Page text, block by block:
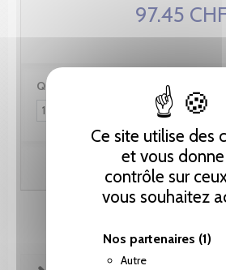
Ce site utilise des
et vous
contrôle sur
vous souhaitez
Nos partenaires (1)
Autre
97.45
Quantité :
Ajouter au panier